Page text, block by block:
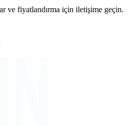
ve fiyatlandırma için iletişime geçin.